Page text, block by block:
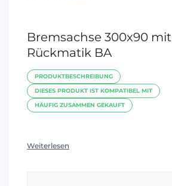
Bremsachse 300x90 mit
Rückmatik BA
PRODUKTBESCHREIBUNG
DIESES PRODUKT IST KOMPATIBEL MIT
HÄUFIG ZUSAMMEN GEKAUFT
Weiterlesen